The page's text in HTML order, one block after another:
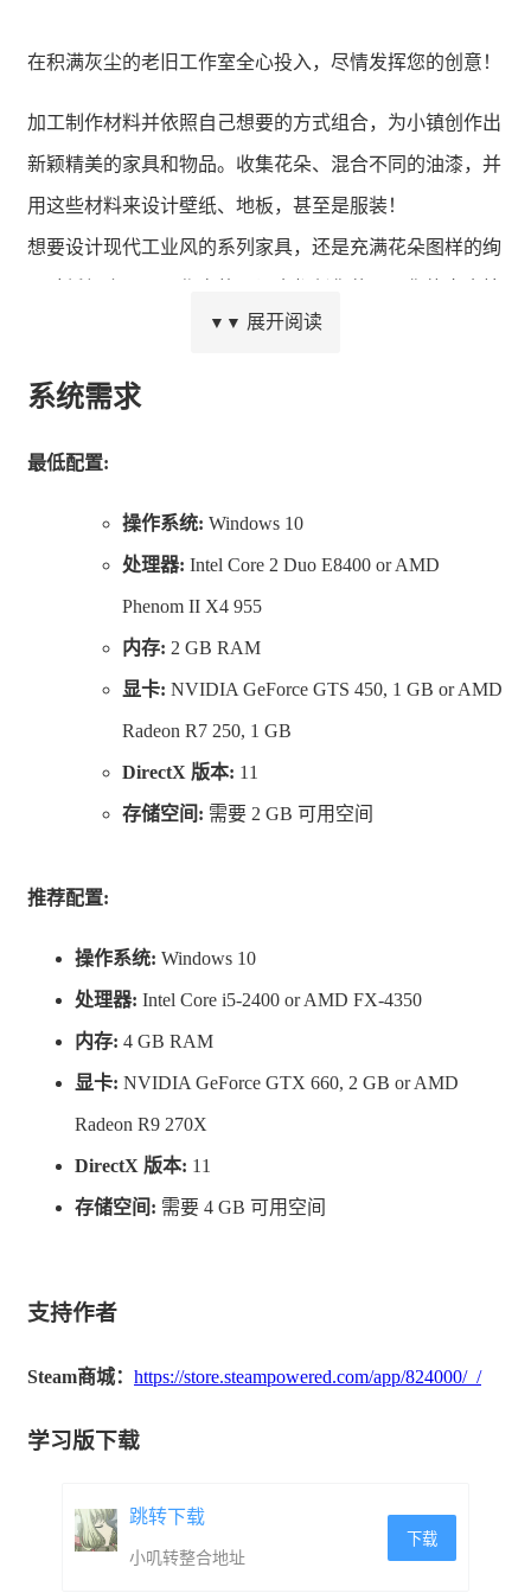
在积满灰尘的老旧工作室全心投入，尽情发挥您的创意！
加工制作材料并依照自己想要的方式组合，为小镇创作出
新颖精美的家具和物品。收集花朵、混合不同的油漆，并
用这些材料来设计壁纸、地板，甚至是服装！
想要设计现代工业风的系列家具，还是充满花朵图样的绚
照自己的想法设计一座让居民赞叹不已的小镇。
想要跟其他玩家分享您迷人的创作吗？那就将作品上传到
单的分享码下载其他玩家的创作。加入每周挑战的主题设
计活动，参与挑战就有机会获选被放上型录展示！
想要跟其他玩家分享您迷人的创作吗？那就将作品上传到
哈克社区商店，您能在那里分享物品、浏览展厅并利用简
单的分享码下载其他玩家的创作。加入每周挑战的主题设
计活动，参与挑战就有机会获选被放上型录展示！
? 设计与上色 ?
到工作室在游戏中的各个物件上展现个人特色。利用工作
桌来打造自己的家具，在简单但功能强大的编辑器中结合
不同的形状和材料，拿起刷子添上缤纷色彩。您可以为家
具、壁纸、地板，甚至是衣物上色！让您的小城处处展露
出您的独有风格。
寻求镇上建筑工人的协助，开始扩建小镇。依照您的喜好
民搬入。自由装饰所有房屋的内外部，选择喜欢的设计并
吧，随时都可免费进行！
▼▼ 展开阅读
系统需求
最低配置:
操作系统: Windows 10
处理器: Intel Core 2 Duo E8400 or AMD
Phenom II X4 955
内存: 2 GB RAM
显卡: NVIDIA GeForce GTS 450, 1 GB or AMD
Radeon R7 250, 1 GB
DirectX 版本: 11
存储空间: 需要 2 GB 可用空间
推荐配置:
操作系统: Windows 10
处理器: Intel Core i5-2400 or AMD FX-4350
内存: 4 GB RAM
显卡: NVIDIA GeForce GTX 660, 2 GB or AMD
Radeon R9 270X
DirectX 版本: 11
存储空间: 需要 4 GB 可用空间
支持作者
Steam商城： https://store.steampowered.com/app/824000/_/
学习版下载
跳转下载
小叽转整合地址
下载